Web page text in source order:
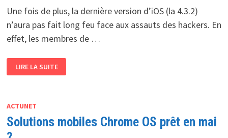
Une fois de plus, la dernière version d’iOS (la 4.3.2)
n’aura pas fait long feu face aux assauts des hackers. En
effet, les membres de …
DEVTEAM
JAILBREAKE
LIRE LA SUITE
ACTUNET
Solutions mobiles Chrome OS prêt en mai